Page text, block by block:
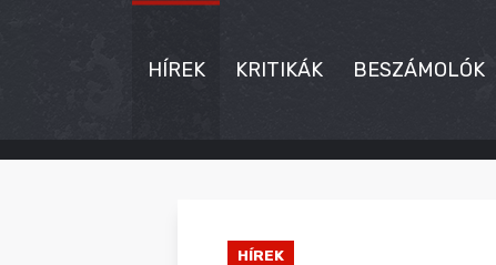
HÍREK KRITIKÁK BESZÁMOLÓK
HÍREK
HÍREK